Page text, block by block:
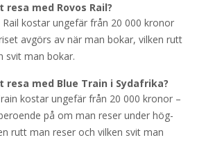
med Rovos Rail?
kostar ungefär från 20 000 kronor
avgörs av när man bokar, vilken rutt
svit man bokar.
med Blue Train i Sydafrika?
kostar ungefär från 20 000 kronor –
på om man reser under hög-
rutt man reser och vilken svit man